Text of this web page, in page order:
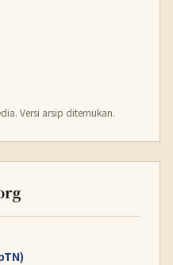
Versi arsip ditemukan.